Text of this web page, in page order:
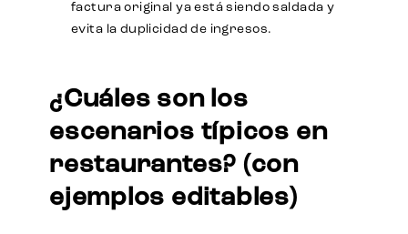
factura original ya está siendo saldada y
evita la duplicidad de ingresos.
¿Cuáles son los
escenarios típicos en
restaurantes? (con
ejemplos editables)